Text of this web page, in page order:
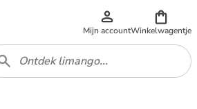
Mijn accountWinkelwagentje